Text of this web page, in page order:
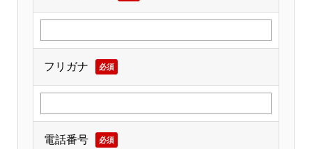
フリガナ 必須
電話番号 必須